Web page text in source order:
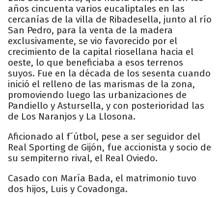
años cincuenta varios eucaliptales en las
cercanías de la villa de Ribadesella, junto al río
San Pedro, para la venta de la madera
exclusivamente, se vio favorecido por el
crecimiento de la capital riosellana hacia el
oeste, lo que beneficiaba a esos terrenos
suyos. Fue en la década de los sesenta cuando
inició el relleno de las marismas de la zona,
promoviendo luego las urbanizaciones de
Pandiello y Astursella, y con posterioridad las
de Los Naranjos y La Llosona.
Aficionado al f´útbol, pese a ser seguidor del
Real Sporting de Gijón, fue accionista y socio de
su sempiterno rival, el Real Oviedo.
Casado con María Bada, el matrimonio tuvo
dos hijos, Luis y Covadonga.